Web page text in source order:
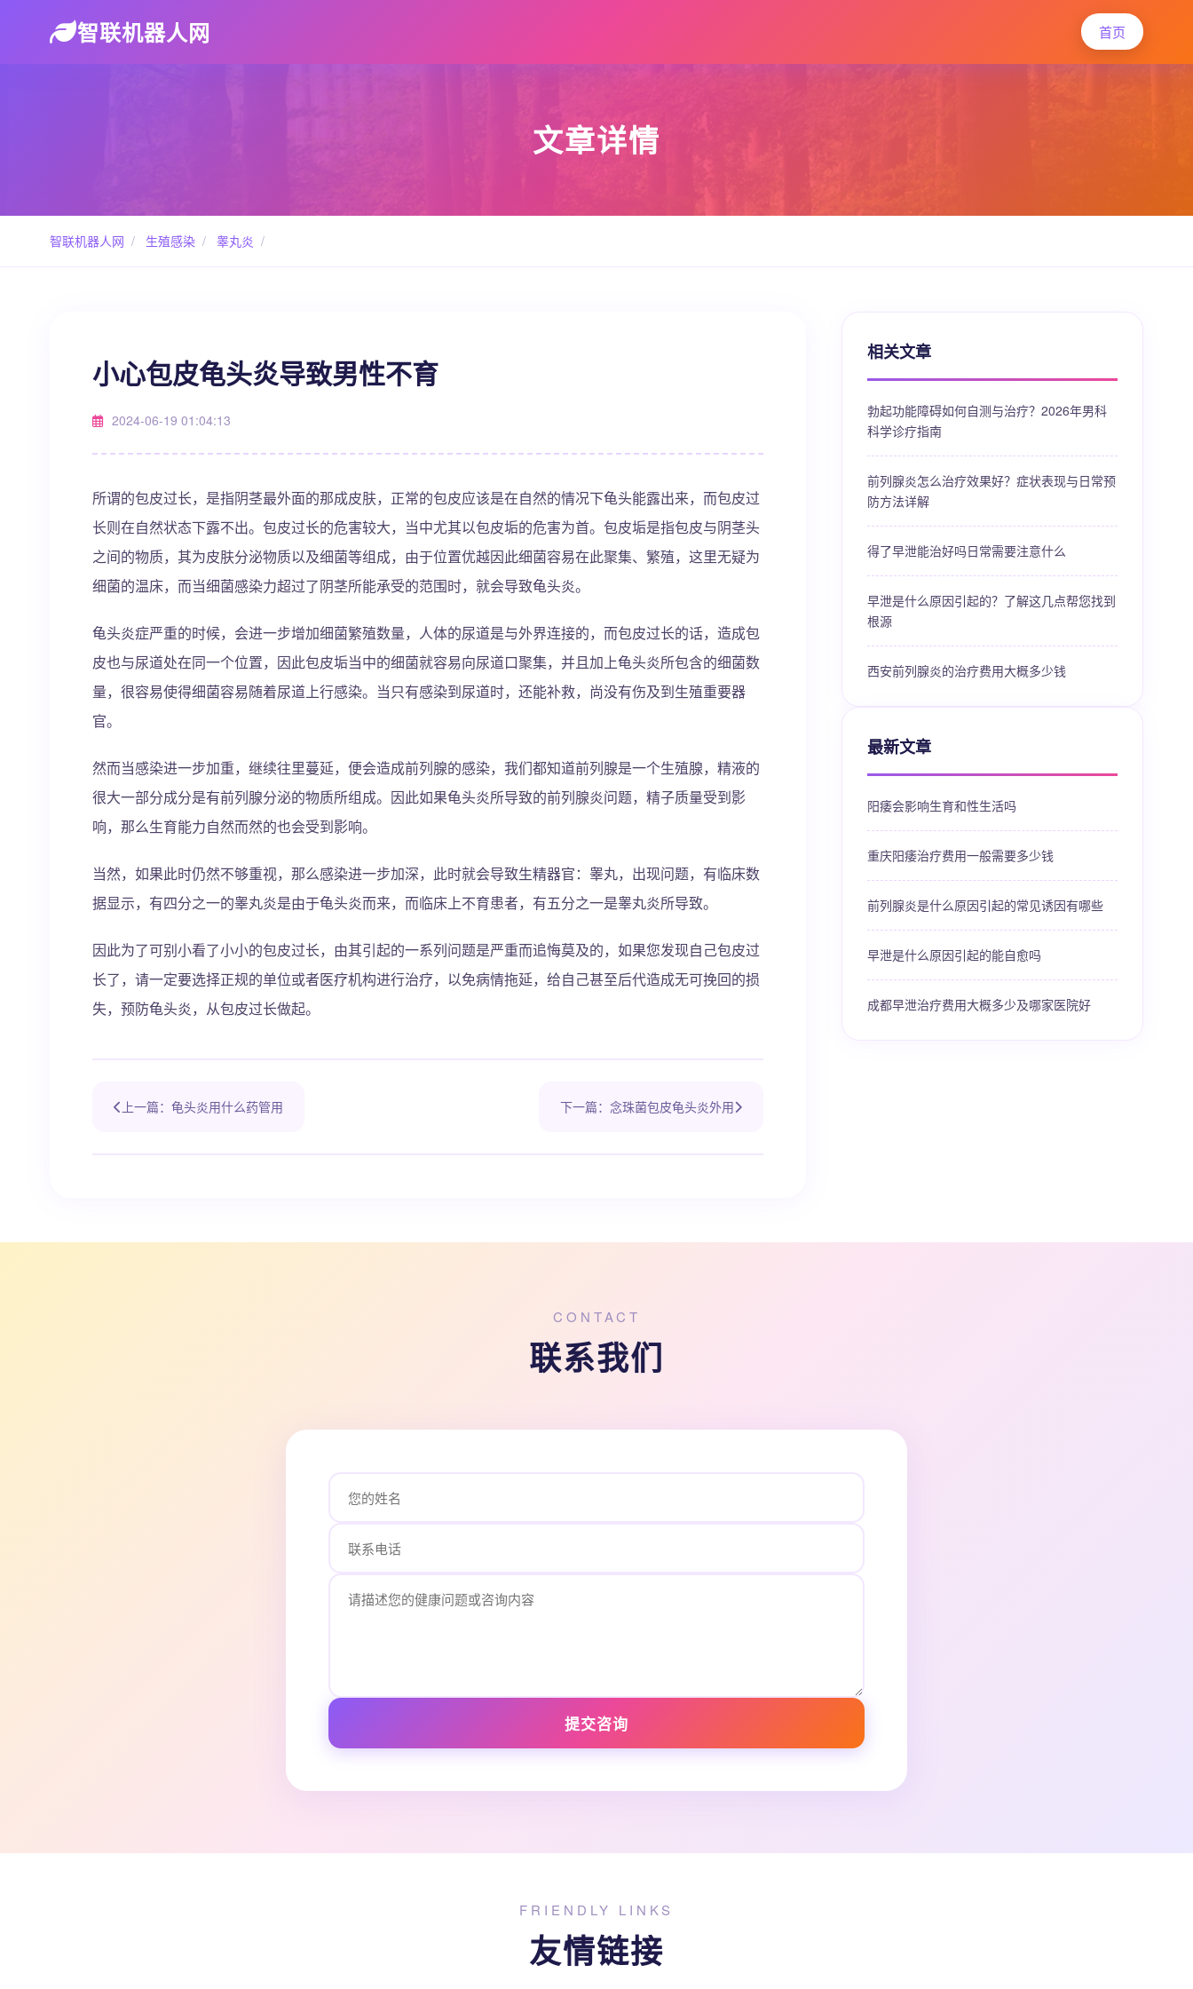
智联机器人网 首页
文章详情
智联机器人网 / 生殖感染 / 睾丸炎 /
小心包皮龟头炎导致男性不育
2024-06-19 01:04:13
所谓的包皮过长，是指阴茎最外面的那成皮肤，正常的包皮应该是在自然的情况下龟头能露出来，而包皮过
长则在自然状态下露不出。包皮过长的危害较大，当中尤其以包皮垢的危害为首。包皮垢是指包皮与阴茎头
之间的物质，其为皮肤分泌物质以及细菌等组成，由于位置优越因此细菌容易在此聚集、繁殖，这里无疑为
细菌的温床，而当细菌感染力超过了阴茎所能承受的范围时，就会导致龟头炎。
龟头炎症严重的时候，会进一步增加细菌繁殖数量，人体的尿道是与外界连接的，而包皮过长的话，造成包
皮也与尿道处在同一个位置，因此包皮垢当中的细菌就容易向尿道口聚集，并且加上龟头炎所包含的细菌数
量，很容易使得细菌容易随着尿道上行感染。当只有感染到尿道时，还能补救，尚没有伤及到生殖重要器
官。
然而当感染进一步加重，继续往里蔓延，便会造成前列腺的感染，我们都知道前列腺是一个生殖腺，精液的
很大一部分成分是有前列腺分泌的物质所组成。因此如果龟头炎所导致的前列腺炎问题，精子质量受到影
响，那么生育能力自然而然的也会受到影响。
当然，如果此时仍然不够重视，那么感染进一步加深，此时就会导致生精器官：睾丸，出现问题，有临床数
据显示，有四分之一的睾丸炎是由于龟头炎而来，而临床上不育患者，有五分之一是睾丸炎所导致。
因此为了可别小看了小小的包皮过长，由其引起的一系列问题是严重而追悔莫及的，如果您发现自己包皮过
长了，请一定要选择正规的单位或者医疗机构进行治疗，以免病情拖延，给自己甚至后代造成无可挽回的损
失，预防龟头炎，从包皮过长做起。
上一篇：龟头炎用什么药管用 下一篇：念珠菌包皮龟头炎外用
相关文章
勃起功能障碍如何自测与治疗？2026年男科
科学诊疗指南
前列腺炎怎么治疗效果好？症状表现与日常预
防方法详解
得了早泄能治好吗日常需要注意什么
早泄是什么原因引起的？了解这几点帮您找到
根源
西安前列腺炎的治疗费用大概多少钱
最新文章
阳痿会影响生育和性生活吗
重庆阳痿治疗费用一般需要多少钱
前列腺炎是什么原因引起的常见诱因有哪些
早泄是什么原因引起的能自愈吗
成都早泄治疗费用大概多少及哪家医院好
CONTACT
联系我们
提交咨询
FRIENDLY LINKS
友情链接